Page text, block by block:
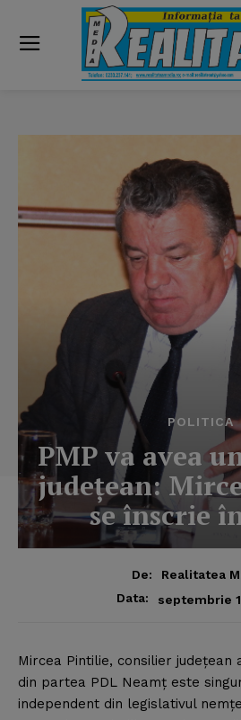
POLITICA
PMP va avea
judeţean:
se înscrie
De:
Realitatea
Data:
septembrie
Mircea Pintilie, consilier judeţean
din partea PDL Neamţ este
independent din legislativul